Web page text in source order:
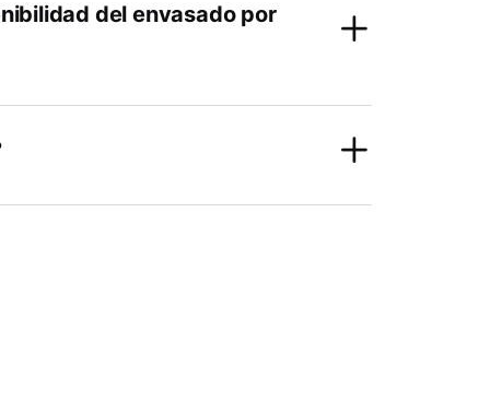
del envasado por